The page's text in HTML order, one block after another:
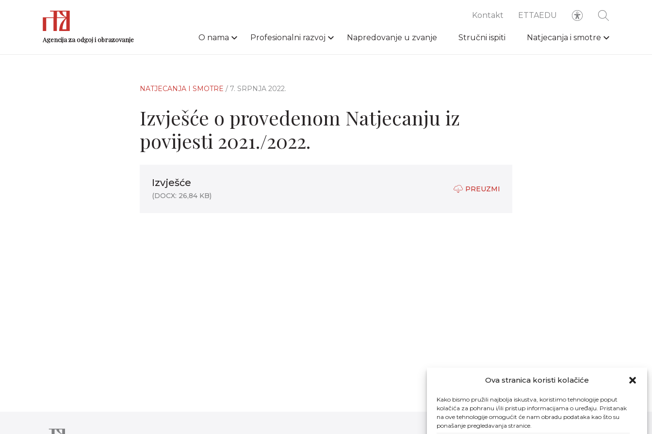
Ova stranica koristi kolačiće
Kako bismo pružili najbolja iskustva, koristimo tehnologije poput
kolačića za pohranu i/ili pristup informacijama o uređaju. Pristanak
na ove tehnologije omogućit će nam obradu podataka kao što su
ponašanje pregledavanja stranice.
Agencija za odgoj i obrazovanje
Kontakt ETTAEDU
O nama Profesionalni razvoj Napredovanje u zvanje Stručni ispiti Natjecanja i smotre
NATJECANJA I SMOTRE / 7. SRPNJA 2022.
Izvješće o provedenom Natjecanju iz
povijesti 2021./2022.
Izvješće
(DOCX: 26,84 KB)
PREUZMI